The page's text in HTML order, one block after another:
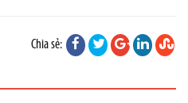
Chia sẻ: